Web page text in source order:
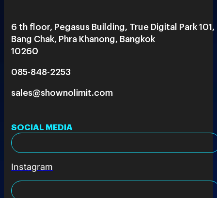
6 th floor, Pegasus Building, True Digital Park 101,
Bang Chak, Phra Khanong, Bangkok
10260
085-848-2253
sales@shownolimit.com
SOCIAL MEDIA
Instagram